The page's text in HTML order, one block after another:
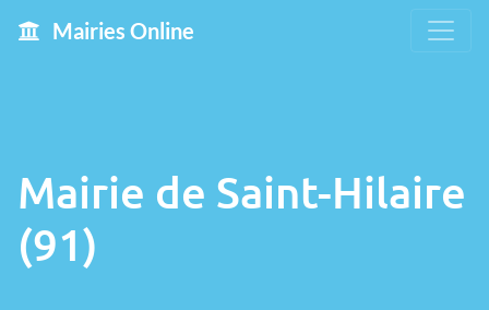
Mairies Online
Mairie de Saint-Hilaire
(91)